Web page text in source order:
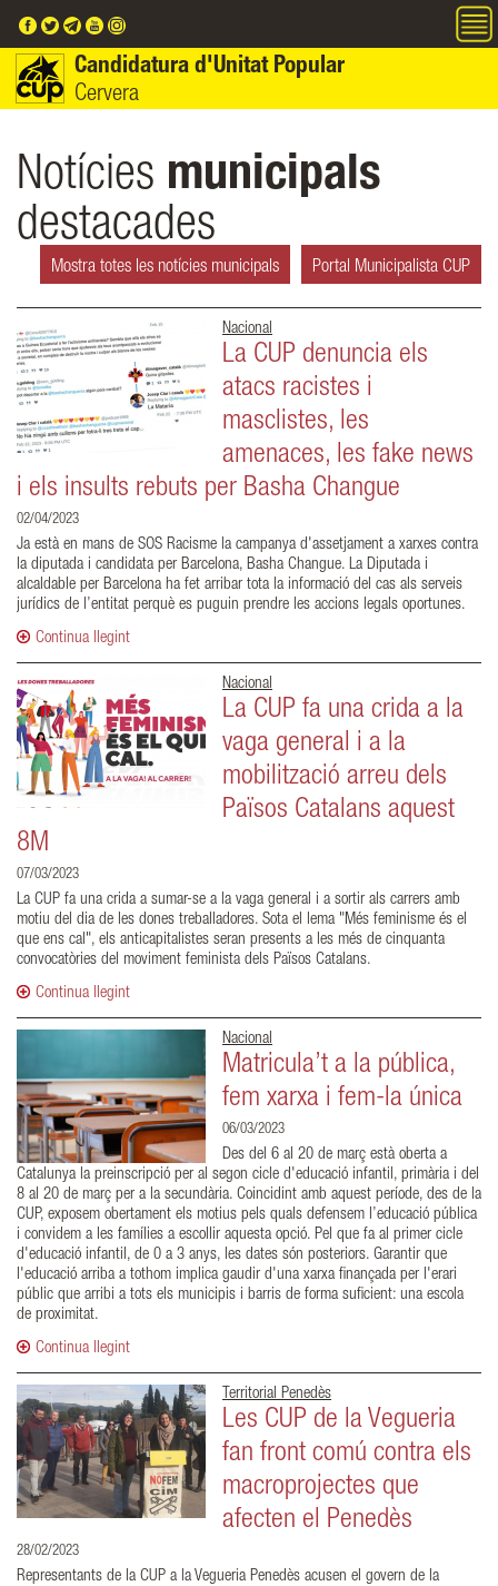
Candidatura d'Unitat Popular
Cervera
Notícies municipals
destacades
Mostra totes les notícies municipals Portal Municipalista CUP
Nacional
La CUP denuncia els
atacs racistes i
masclistes, les
amenaces, les fake news
i els insults rebuts per Basha Changue
02/04/2023
Ja està en mans de SOS Racisme la campanya d'assetjament a xarxes contra
la diputada i candidata per Barcelona, Basha Changue. La Diputada i
alcaldable per Barcelona ha fet arribar tota la informació del cas als serveis
jurídics de l’entitat perquè es puguin prendre les accions legals oportunes.
Continua llegint
Nacional
La CUP fa una crida a la
vaga general i a la
mobilització arreu dels
Països Catalans aquest
8M
07/03/2023
La CUP fa una crida a sumar-se a la vaga general i a sortir als carrers amb
motiu del dia de les dones treballadores. Sota el lema "Més feminisme és el
que ens cal", els anticapitalistes seran presents a les més de cinquanta
convocatòries del moviment feminista dels Països Catalans.
Continua llegint
Nacional
Matricula’t a la pública,
fem xarxa i fem-la única
06/03/2023
Des del 6 al 20 de març està oberta a
Catalunya la preinscripció per al segon cicle d'educació infantil, primària i del
8 al 20 de març per a la secundària. Coincidint amb aquest període, des de la
CUP, exposem obertament els motius pels quals defensem l’educació pública
i convidem a les famílies a escollir aquesta opció. Pel que fa al primer cicle
d'educació infantil, de 0 a 3 anys, les dates són posteriors. Garantir que
l'educació arriba a tothom implica gaudir d'una xarxa finançada per l'erari
públic que arribi a tots els municipis i barris de forma suficient: una escola
de proximitat.
Continua llegint
Territorial Penedès
Les CUP de la Vegueria
fan front comú contra els
macroprojectes que
afecten el Penedès
28/02/2023
Representants de la CUP a la Vegueria Penedès acusen el govern de la